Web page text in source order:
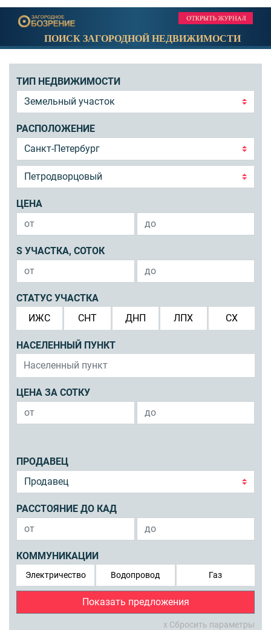
ПОИСК ЗАГОРОДНОЙ НЕДВИЖИМОСТИ
ТИП НЕДВИЖИМОСТИ
РАСПОЛОЖЕНИЕ
ЦЕНА
S УЧАСТКА, СОТОК
СТАТУС УЧАСТКА
ИЖС
СНТ ДНП ЛПХ СХ
НАСЕЛЕННЫЙ ПУНКТ
ЦЕНА ЗА СОТКУ
ПРОДАВЕЦ
РАССТОЯНИЕ ДО КАД
КОММУНИКАЦИИ
Электричество Водопровод Газ
Показать предложения
x Сбросить параметры